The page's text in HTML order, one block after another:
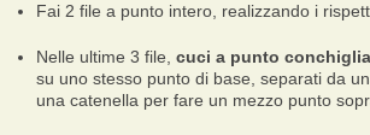
Fai 2 file a punto intero, realizzando i
Nelle ultime 3 file, cuci a punto conchiglia
su uno stesso punto di base, separati da
una catenella per fare un mezzo punto